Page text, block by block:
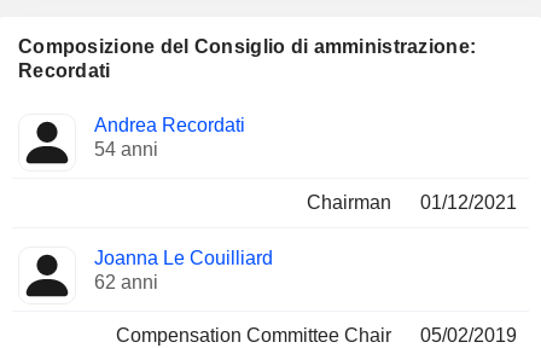
Composizione del Consiglio di amministrazione:
Recordati
Amministratore Comitati
Andrea Recordati
54 anni
Chairman 01/12/2021
Joanna Le Couilliard
62 anni
Compensation Committee Chair
05/02/2019